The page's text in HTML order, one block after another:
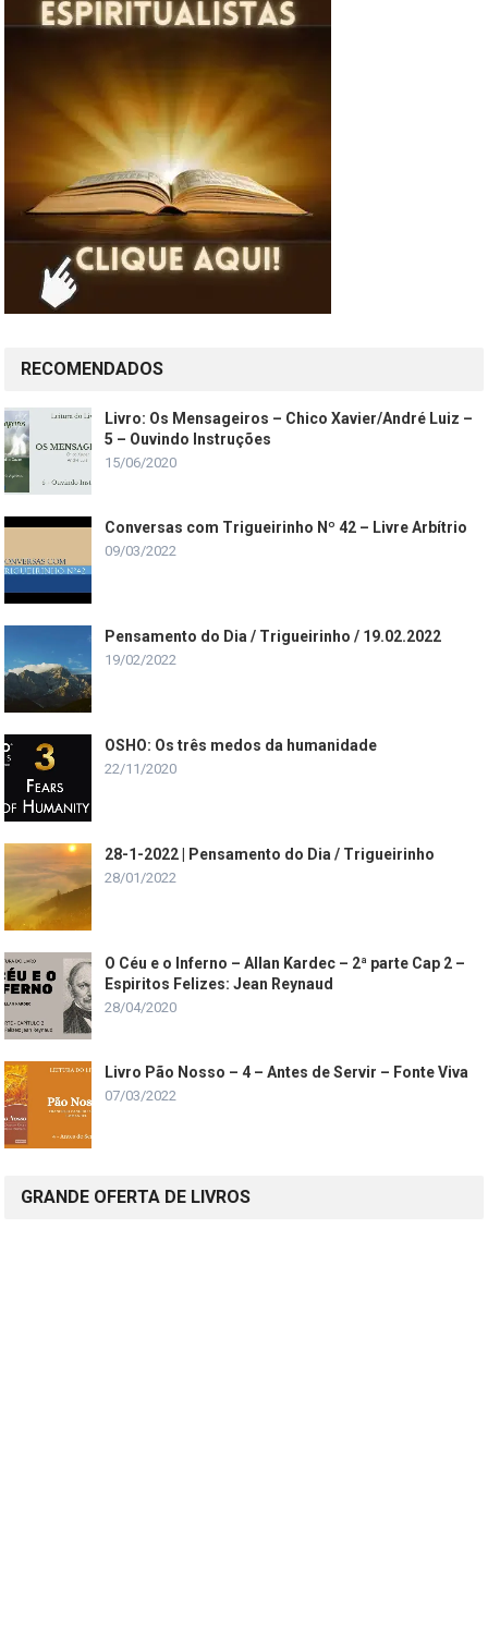
RECOMENDADOS
Livro: Os Mensageiros – Chico Xavier/André Luiz –
5 – Ouvindo Instruções
15/06/2020
Conversas com Trigueirinho Nº 42 – Livre Arbítrio
09/03/2022
Pensamento do Dia / Trigueirinho / 19.02.2022
19/02/2022
OSHO: Os três medos da humanidade
22/11/2020
28-1-2022 | Pensamento do Dia / Trigueirinho
28/01/2022
O Céu e o Inferno – Allan Kardec – 2ª parte Cap 2 –
Espiritos Felizes: Jean Reynaud
28/04/2020
Livro Pão Nosso – 4 – Antes de Servir – Fonte Viva
07/03/2022
GRANDE OFERTA DE LIVROS